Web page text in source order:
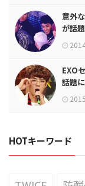
意外
が話
EXO
話題に
HOTキーワード